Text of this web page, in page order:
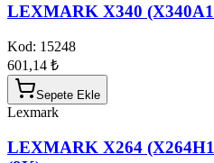
LEXMARK X340
Kod: 15248
601,14 ₺
Sepete Ekle
Lexmark
LEXMARK X264